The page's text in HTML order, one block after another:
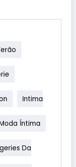
Intima
Íntima
Da